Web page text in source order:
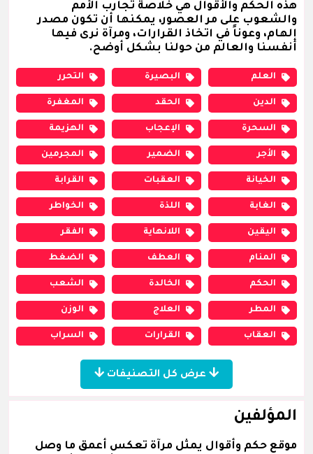
هذه الحكم والأقوال هي خلاصة تجارب الأمم
والشعوب على مر العصور، يمكنها أن تكون مصدر
إلهام، وعوناً في اتخاذ القرارات، ومرآة نرى فيها
أنفسنا والعالم من حولنا بشكل أوضح.
العلم البصيرة التحرر
الدين الحقد المغفرة
السحرة الإعجاب الهزيمة
الأجر الضمير المجرمين
الخيانة العقبات القرابة
الغابة اللذة الخواطر
اليقين اللانهاية الفقر
المنام العطف الضغط
الحكم الخالدة الشعب
المطر العلاج الوزن
العقاب القرارات السراب
عرض كل التصنيفات
المؤلفين
موقع حكم وأقوال يمثل مرآة تعكس أعمق ما وصل